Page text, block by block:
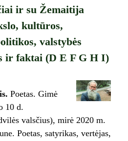
ir su Žemaitija
kultūros,
valstybės
ir faktai (D E F G H I)
Poetas. Gimė
10 d.
valsčius), mirė 2020 m.
Poetas, satyrikas, vertėjas,